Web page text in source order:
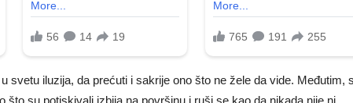
svetu iluzija, da prećuti i sakrije ono što ne žele da vide. Međutim,